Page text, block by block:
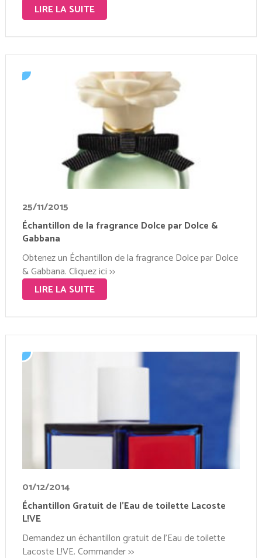
LIRE LA SUITE
25/11/2015
Échantillon de la fragrance Dolce par Dolce &
Gabbana
Obtenez un Échantillon de la fragrance Dolce par Dolce
& Gabbana. Cliquez ici >>
LIRE LA SUITE
01/12/2014
Échantillon Gratuit de l’Eau de toilette Lacoste
L!VE
Demandez un échantillon gratuit de l’Eau de toilette
Lacoste L!VE. Commander >>